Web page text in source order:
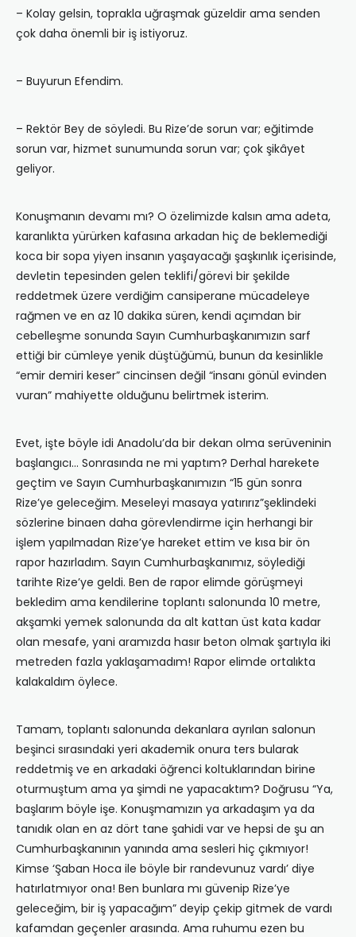
– Kolay gelsin, toprakla uğraşmak güzeldir ama senden
çok daha önemli bir iş istiyoruz.
– Buyurun Efendim.
– Rektör Bey de söyledi. Bu Rize’de sorun var; eğitimde
sorun var, hizmet sunumunda sorun var; çok şikâyet
geliyor.
Konuşmanın devamı mı? O özelimizde kalsın ama adeta,
karanlıkta yürürken kafasına arkadan hiç de beklemediği
koca bir sopa yiyen insanın yaşayacağı şaşkınlık içerisinde,
devletin tepesinden gelen teklifi/görevi bir şekilde
reddetmek üzere verdiğim cansiperane mücadeleye
rağmen ve en az 10 dakika süren, kendi açımdan bir
cebelleşme sonunda Sayın Cumhurbaşkanımızın sarf
ettiği bir cümleye yenik düştüğümü, bunun da kesinlikle
“emir demiri keser” cincinsen değil “insanı gönül evinden
vuran” mahiyette olduğunu belirtmek isterim.
Evet, işte böyle idi Anadolu’da bir dekan olma serüveninin
başlangıcı… Sonrasında ne mi yaptım? Derhal harekete
geçtim ve Sayın Cumhurbaşkanımızın “15 gün sonra
Rize’ye geleceğim. Meseleyi masaya yatırırız”şeklindeki
sözlerine binaen daha görevlendirme için herhangi bir
işlem yapılmadan Rize’ye hareket ettim ve kısa bir ön
rapor hazırladım. Sayın Cumhurbaşkanımız, söylediği
tarihte Rize’ye geldi. Ben de rapor elimde görüşmeyi
bekledim ama kendilerine toplantı salonunda 10 metre,
akşamki yemek salonunda da alt kattan üst kata kadar
olan mesafe, yani aramızda hasır beton olmak şartıyla iki
metreden fazla yaklaşamadım! Rapor elimde ortalıkta
kalakaldım öylece.
Tamam, toplantı salonunda dekanlara ayrılan salonun
beşinci sırasındaki yeri akademik onura ters bularak
reddetmiş ve en arkadaki öğrenci koltuklarından birine
oturmuştum ama ya şimdi ne yapacaktım? Doğrusu “Ya,
başlarım böyle işe. Konuşmamızın ya arkadaşım ya da
tanıdık olan en az dört tane şahidi var ve hepsi de şu an
Cumhurbaşkanının yanında ama sesleri hiç çıkmıyor!
Kimse ‘Şaban Hoca ile böyle bir randevunuz vardı’ diye
hatırlatmıyor ona! Ben bunlara mı güvenip Rize’ye
geleceğim, bir iş yapacağım” deyip çekip gitmek de vardı
kafamdan geçenler arasında. Ama ruhumu ezen bu